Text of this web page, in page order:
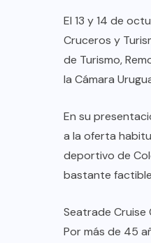
El 13 y 14 de
Cruceros y
de Turismo,
la Cámara
En su
a la oferta
deportivo de
bastante
Seatrade Cruise
Por más de 45